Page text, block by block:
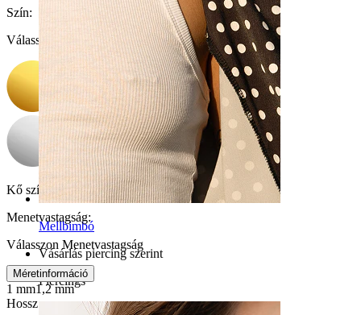
Mellbimbó
Vásárlás piercing szerint
Piercings
Szín:
Válasszon Szín
Kő színe:
Átlátszó
Menetvastagság:
Válasszon Menetvastagság
Méretinformáció
1 mm1,2 mm
Hossz